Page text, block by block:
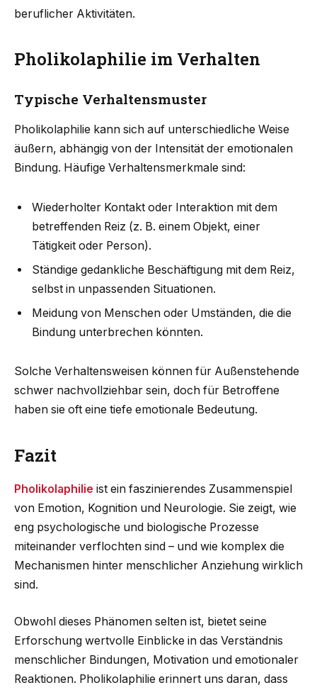
beruflicher Aktivitäten.
Pholikolaphilie im Verhalten
Typische Verhaltensmuster
Pholikolaphilie kann sich auf unterschiedliche Weise
äußern, abhängig von der Intensität der emotionalen
Bindung. Häufige Verhaltensmerkmale sind:
Wiederholter Kontakt oder Interaktion mit dem
betreffenden Reiz (z. B. einem Objekt, einer
Tätigkeit oder Person).
Ständige gedankliche Beschäftigung mit dem Reiz,
selbst in unpassenden Situationen.
Meidung von Menschen oder Umständen, die die
Bindung unterbrechen könnten.
Solche Verhaltensweisen können für Außenstehende
schwer nachvollziehbar sein, doch für Betroffene
haben sie oft eine tiefe emotionale Bedeutung.
Fazit
Pholikolaphilie ist ein faszinierendes Zusammenspiel
von Emotion, Kognition und Neurologie. Sie zeigt, wie
eng psychologische und biologische Prozesse
miteinander verflochten sind – und wie komplex die
Mechanismen hinter menschlicher Anziehung wirklich
sind.
Obwohl dieses Phänomen selten ist, bietet seine
Erforschung wertvolle Einblicke in das Verständnis
menschlicher Bindungen, Motivation und emotionaler
Reaktionen. Pholikolaphilie erinnert uns daran, dass